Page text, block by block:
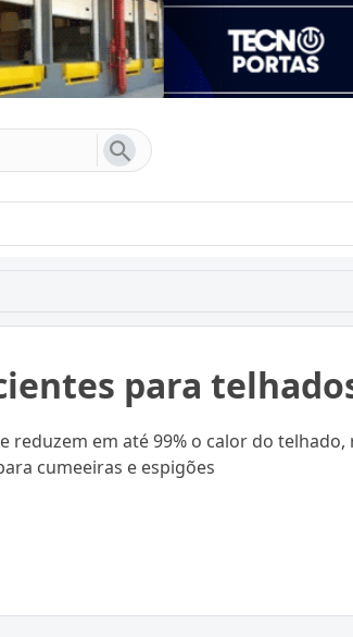
para
reduzem em até 99% o calor do
cumeeiras e espigões